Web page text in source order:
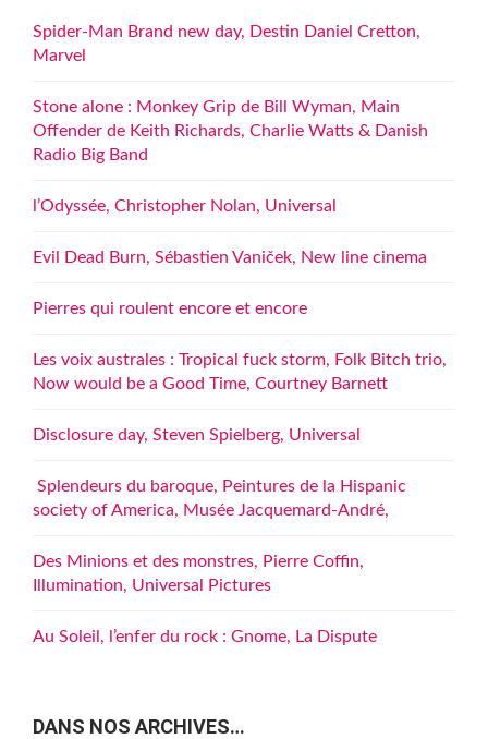
Spider-Man Brand new day, Destin Daniel Cretton,
Marvel
Stone alone : Monkey Grip de Bill Wyman, Main
Offender de Keith Richards, Charlie Watts & Danish
Radio Big Band
l’Odyssée, Christopher Nolan, Universal
Evil Dead Burn, Sébastien Vaniček, New line cinema
Pierres qui roulent encore et encore
Les voix australes : Tropical fuck storm, Folk Bitch trio,
Now would be a Good Time, Courtney Barnett
Disclosure day, Steven Spielberg, Universal
Splendeurs du baroque, Peintures de la Hispanic
society of America, Musée Jacquemard-André,
Des Minions et des monstres, Pierre Coffin,
Illumination, Universal Pictures
Au Soleil, l’enfer du rock : Gnome, La Dispute
DANS NOS ARCHIVES…